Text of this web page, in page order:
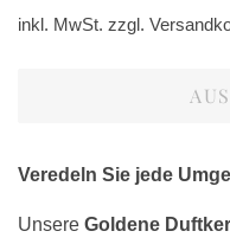
inkl. MwSt. zzgl.
Veredeln Sie jede
Unsere Goldene